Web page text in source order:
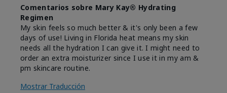
Comentarios sobre Mary Kay® Hydrating
Regimen
My skin feels so much better & it's only been a few
days of use! Living in Florida heat means my skin
needs all the hydration I can give it. I might need to
order an extra moisturizer since I use it in my am &
pm skincare routine.
Mostrar Traducción